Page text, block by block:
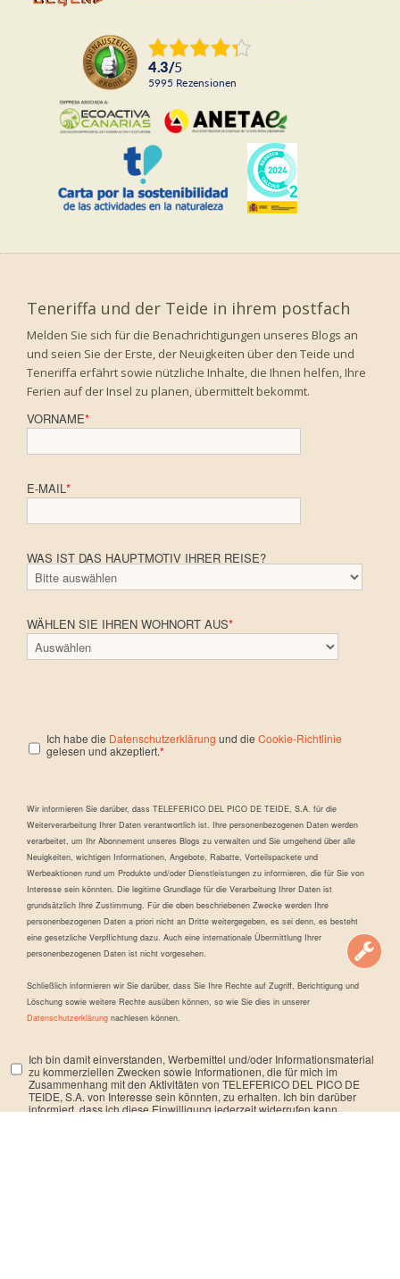
4.3/5
5995 Rezensionen
Teneriffa und der Teide in ihrem postfach
Melden Sie sich für die Benachrichtigungen unseres Blogs an
und seien Sie der Erste, der Neuigkeiten über den Teide und
Teneriffa erfährt sowie nützliche Inhalte, die Ihnen helfen, Ihre
Ferien auf der Insel zu planen, übermittelt bekommt.
VORNAME*
E-MAIL*
WAS IST DAS HAUPTMOTIV IHRER REISE?
WÄHLEN SIE IHREN WOHNORT AUS*
Ich habe die Datenschutzerklärung und die Cookie-Richtlinie
gelesen und akzeptiert.*
Wir informieren Sie darüber, dass TELEFERICO DEL PICO DE TEIDE, S.A. für die
Weiterverarbeitung Ihrer Daten verantwortlich ist. Ihre personenbezogenen Daten werden
verarbeitet, um Ihr Abonnement unseres Blogs zu verwalten und Sie umgehend über alle
Neuigkeiten, wichtigen Informationen, Angebote, Rabatte, Vorteilspackete und
Werbeaktionen rund um Produkte und/oder Dienstleistungen zu informieren, die für Sie von
Interesse sein könnten. Die legitime Grundlage für die Verarbeitung Ihrer Daten ist
grundsätzlich Ihre Zustimmung. Für die oben beschriebenen Zwecke werden Ihre
personenbezogenen Daten a priori nicht an Dritte weitergegeben, es sei denn, es besteht
eine gesetzliche Verpflichtung dazu. Auch eine internationale Übermittlung Ihrer
personenbezogenen Daten ist nicht vorgesehen.
Schließlich informieren wir Sie darüber, dass Sie Ihre Rechte auf Zugriff, Berichtigung und
Löschung sowie weitere Rechte ausüben können, so wie Sie dies in unserer
Datenschutzerklärung nachlesen können.
Ich bin damit einverstanden, Werbemittel und/oder Informationsmaterial
zu kommerziellen Zwecken sowie Informationen, die für mich im
Zusammenhang mit den Aktivitäten von TELEFERICO DEL PICO DE
TEIDE, S.A. von Interesse sein könnten, zu erhalten. Ich bin darüber
informiert, dass ich diese Einwilligung jederzeit widerrufen kann.